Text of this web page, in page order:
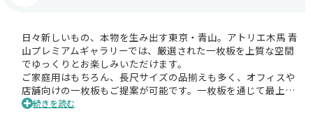
日々新しいもの、本物を生み出す東京・青山。アトリエ木馬 青
山プレミアムギャラリーでは、厳選された一枚板を上質な空間
でゆっくりとお楽しみいただけます。
ご家庭用はもちろん、長尺サイズの品揃えも多く、オフィスや
店舗向けの一枚板もご提案が可能です。一枚板を通じて最上の
インテリアに触れてください。
続きを読む